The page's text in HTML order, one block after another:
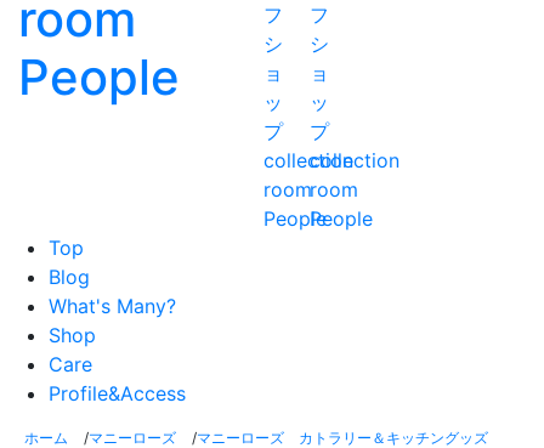
Top
Blog
What's Many?
Shop
Care
Profile&Access
ホーム /マニーローズ /マニーローズ カトラリー＆キッチングッズ